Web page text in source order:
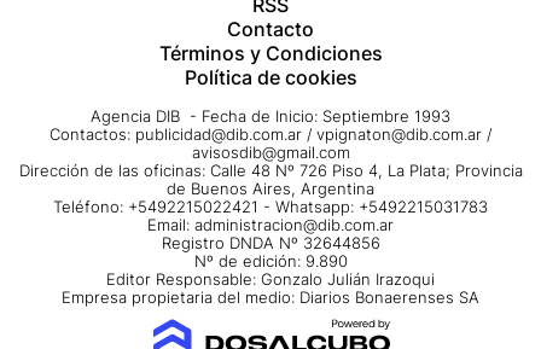
Contacto
Términos y Condiciones
Política de cookies
Agencia DIB - Fecha de Inicio: Septiembre 1993
Contactos: publicidad@dib.com.ar / vpignaton@dib.com.ar /
avisosdib@gmail.com
Dirección de las oficinas: Calle 48 Nº 726 Piso 4, La Plata; Provincia
de Buenos Aires, Argentina
Teléfono: +5492215022421 - Whatsapp: +5492215031783
Email: administracion@dib.com.ar
Registro DNDA Nº 32644856
Nº de edición: 9.890
Editor Responsable: Gonzalo Julián Irazoqui
Empresa propietaria del medio: Diarios Bonaerenses SA